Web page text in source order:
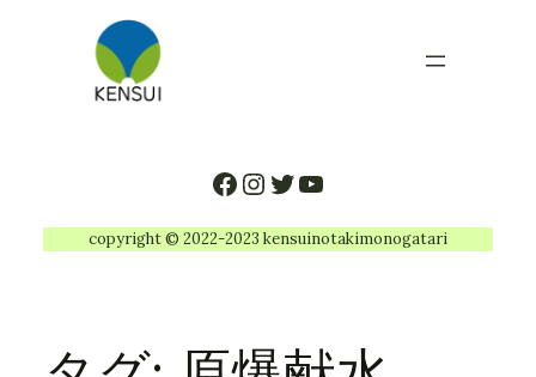
Facebook
Instagram
Twitter
YouTube
copyright © 2022-2023 kensuinotakimonogatari